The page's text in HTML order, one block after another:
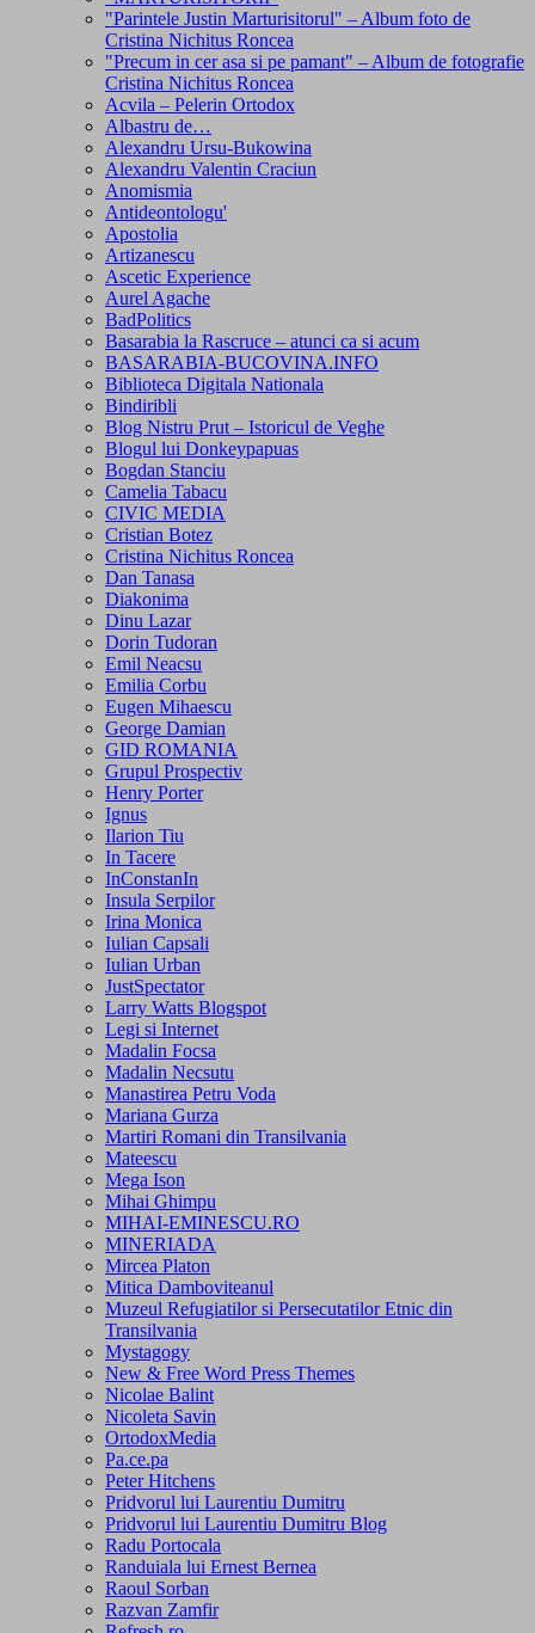
"Parintele Justin Marturisitorul" – Album foto de
Cristina Nichitus Roncea
"Precum in cer asa si pe pamant" – Album de fotografie
Cristina Nichitus Roncea
Acvila – Pelerin Ortodox
Albastru de…
Alexandru Ursu-Bukowina
Alexandru Valentin Craciun
Anomismia
Antideontologu'
Apostolia
Artizanescu
Ascetic Experience
Aurel Agache
BadPolitics
Basarabia la Rascruce – atunci ca si acum
BASARABIA-BUCOVINA.INFO
Biblioteca Digitala Nationala
Bindiribli
Blog Nistru Prut – Istoricul de Veghe
Blogul lui Donkeypapuas
Bogdan Stanciu
Camelia Tabacu
CIVIC MEDIA
Cristian Botez
Cristina Nichitus Roncea
Dan Tanasa
Diakonima
Dinu Lazar
Dorin Tudoran
Emil Neacsu
Emilia Corbu
Eugen Mihaescu
George Damian
GID ROMANIA
Grupul Prospectiv
Henry Porter
Ignus
Ilarion Tiu
In Tacere
InConstanIn
Insula Serpilor
Irina Monica
Iulian Capsali
Iulian Urban
JustSpectator
Larry Watts Blogspot
Legi si Internet
Madalin Focsa
Madalin Necsutu
Manastirea Petru Voda
Mariana Gurza
Martiri Romani din Transilvania
Mateescu
Mega Ison
Mihai Ghimpu
MIHAI-EMINESCU.RO
MINERIADA
Mircea Platon
Mitica Damboviteanul
Muzeul Refugiatilor si Persecutatilor Etnic din
Transilvania
Mystagogy
New & Free Word Press Themes
Nicolae Balint
Nicoleta Savin
OrtodoxMedia
Pa.ce.pa
Peter Hitchens
Pridvorul lui Laurentiu Dumitru
Pridvorul lui Laurentiu Dumitru Blog
Radu Portocala
Randuiala lui Ernest Bernea
Raoul Sorban
Razvan Zamfir